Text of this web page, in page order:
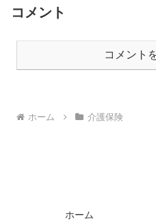
コメント
コメント
ホーム 介護保険
ホーム